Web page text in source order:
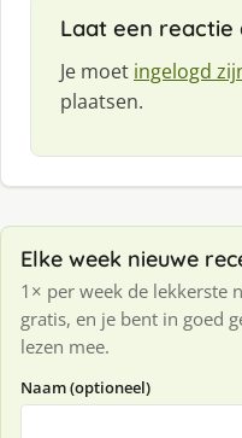
Laat een reactie
Je moet ingelogd
plaatsen.
Elke week nieuwe
1× per week de lekkerste
gratis, en je bent in goed
lezen mee.
Naam (optioneel)